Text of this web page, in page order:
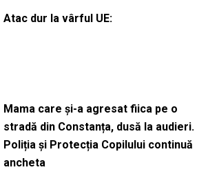
Atac dur la vârful UE:
Mama care și-a agresat fiica pe o
stradă din Constanța, dusă la audieri.
Poliția și Protecția Copilului continuă
ancheta